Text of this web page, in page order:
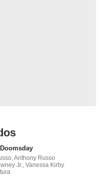
Anthony Russo
Jr., Vanessa Kirby